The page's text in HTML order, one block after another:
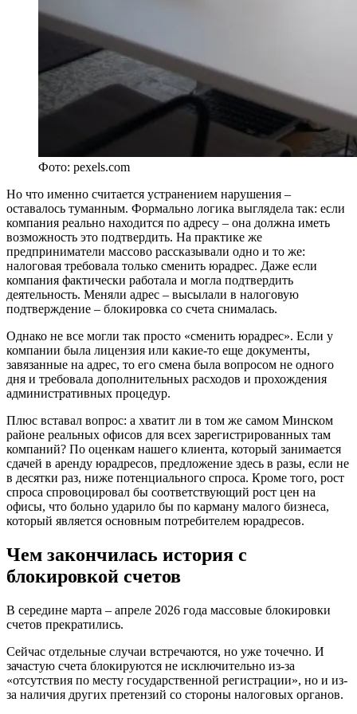
Фото: pexels.com
Но что именно считается устранением нарушения –
оставалось туманным. Формально логика выглядела так: если
компания реально находится по адресу – она должна иметь
возможность это подтвердить. На практике же
предприниматели массово рассказывали одно и то же:
налоговая требовала только сменить юрадрес. Даже если
компания фактически работала и могла подтвердить
деятельность. Меняли адрес – высылали в налоговую
подтверждение – блокировка со счета снималась.
Однако не все могли так просто «сменить юрадрес». Если у
компании была лицензия или какие-то еще документы,
завязанные на адрес, то его смена была вопросом не одного
дня и требовала дополнительных расходов и прохождения
административных процедур.
Плюс вставал вопрос: а хватит ли в том же самом Минском
районе реальных офисов для всех зарегистрированных там
компаний? По оценкам нашего клиента, который занимается
сдачей в аренду юрадресов, предложение здесь в разы, если не
в десятки раз, ниже потенциального спроса. Кроме того, рост
спроса спровоцировал бы соответствующий рост цен на
офисы, что больно ударило бы по карману малого бизнеса,
который является основным потребителем юрадресов.
Чем закончилась история с
блокировкой счетов
В середине марта – апреле 2026 года массовые блокировки
счетов прекратились.
Сейчас отдельные случаи встречаются, но уже точечно. И
зачастую счета блокируются не исключительно из-за
«отсутствия по месту государственной регистрации», но и из-
за наличия других претензий со стороны налоговых органов.